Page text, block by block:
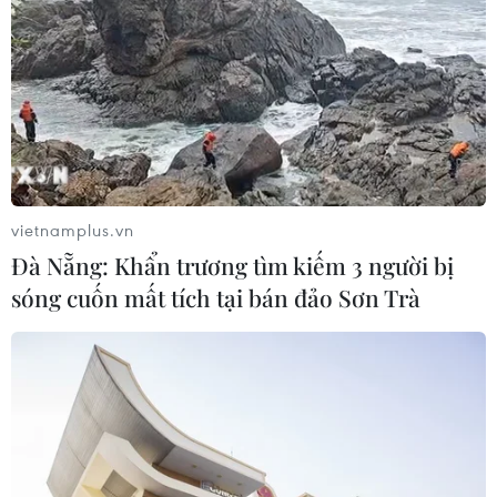
Bảo mẫu tại cơ sở mầm non thừa
nhận hành vi bạo hành hai trẻ
07/08/2026 12:27
Phát hiện đối tượng tàng trữ trái
07/08/2026 12:25
Tây Ninh cảnh báo giả mạo cơ quan
đăng ký kinh doanh để lừa đảo
doanh nghiệp
07/08/2026 08:38
vietnamplus.vn
Đà Nẵng: Khẩn trương tìm kiếm 3 người bị
sóng cuốn mất tích tại bán đảo Sơn Trà